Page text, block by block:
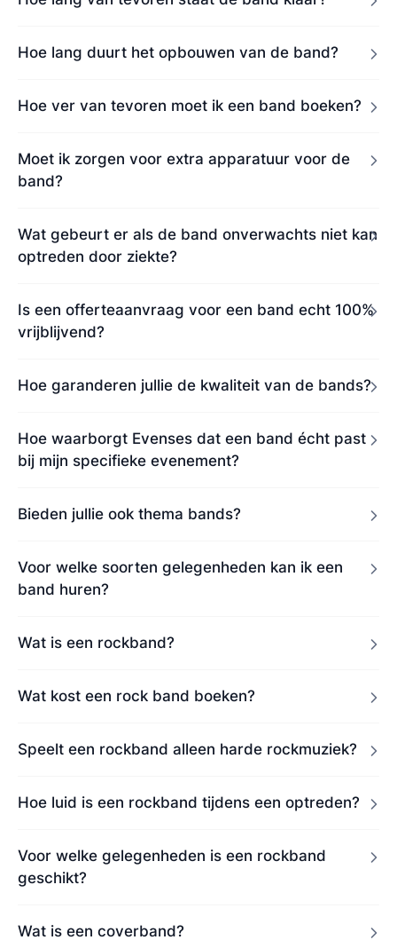
Hoe lang duurt het opbouwen van de band?
Hoe ver van tevoren moet ik een band boeken?
Moet ik zorgen voor extra apparatuur voor de
band?
Wat gebeurt er als de band onverwachts niet kan
optreden door ziekte?
Is een offerteaanvraag voor een band echt 100%
vrijblijvend?
Hoe garanderen jullie de kwaliteit van de bands?
Hoe waarborgt Evenses dat een band écht past
bij mijn specifieke evenement?
Bieden jullie ook thema bands?
Voor welke soorten gelegenheden kan ik een
band huren?
Wat is een rockband?
Wat kost een rock band boeken?
Speelt een rockband alleen harde rockmuziek?
Hoe luid is een rockband tijdens een optreden?
Voor welke gelegenheden is een rockband
geschikt?
Wat is een coverband?